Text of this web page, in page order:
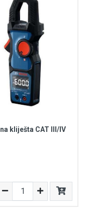
kliješta CAT III/IV